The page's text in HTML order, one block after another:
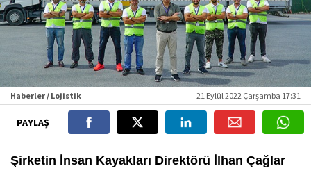
Haberler / Lojistik 21 Eylül 2022 Çarşamba 17:31
PAYLAŞ
Şirketin İnsan Kayakları Direktörü İlhan Çağlar